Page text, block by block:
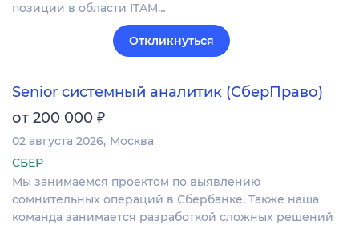
позиции в области ITAM…
Откликнуться
Senior системный аналитик (СберПраво)
от 200 000 ₽
02 августа 2026 Москва
СБЕР
Мы занимаемся проектом по выявлению
сомнительных операций в Сбербанке. Также наша
команда занимается разработкой сложных решений